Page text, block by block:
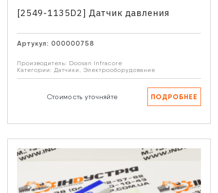
[2549-1135D2] Датчик давления
Артукул: 000000758
Производитель: Doosan Infracore
Категории: Датчики , Электрооборудование
Стоимость уточняйте ПОДРОБНЕЕ